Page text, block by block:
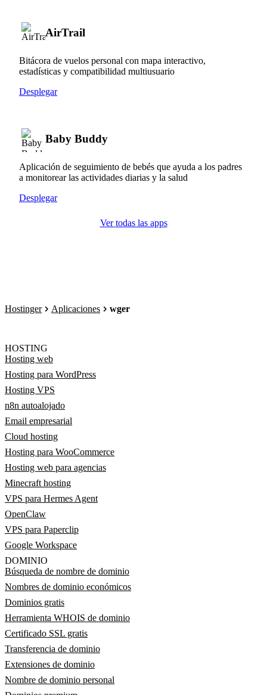
AirTrail
Bitácora de vuelos personal con mapa interactivo,
estadísticas y compatibilidad multiusuario
Desplegar
Baby Buddy
Aplicación de seguimiento de bebés que ayuda a los padres
a monitorear las actividades diarias y la salud
Desplegar
Ver todas las apps
Hostinger Aplicaciones wger
HOSTING
Hosting web
Hosting para WordPress
Hosting VPS
n8n autoalojado
Email empresarial
Cloud hosting
Hosting para WooCommerce
Hosting web para agencias
Minecraft hosting
VPS para Hermes Agent
OpenClaw
VPS para Paperclip
Google Workspace
DOMINIO
Búsqueda de nombre de dominio
Nombres de dominio económicos
Dominios gratis
Herramienta WHOIS de dominio
Certificado SSL gratis
Transferencia de dominio
Extensiones de dominio
Nombre de dominio personal